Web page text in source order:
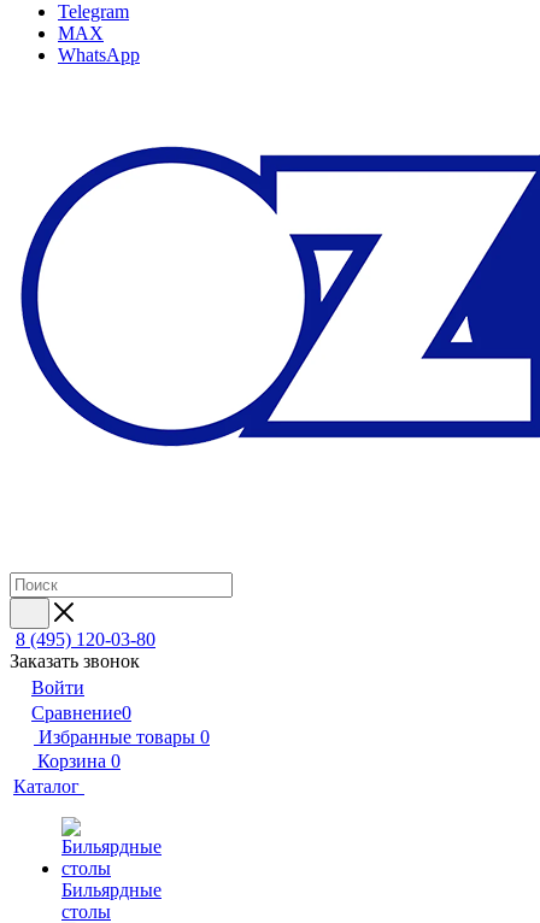
Telegram
MAX
WhatsApp
8 (495) 120-03-80
Заказать звонок
Войти
Сравнение0
Избранные товары 0
Корзина 0
Каталог
Бильярдные
столы